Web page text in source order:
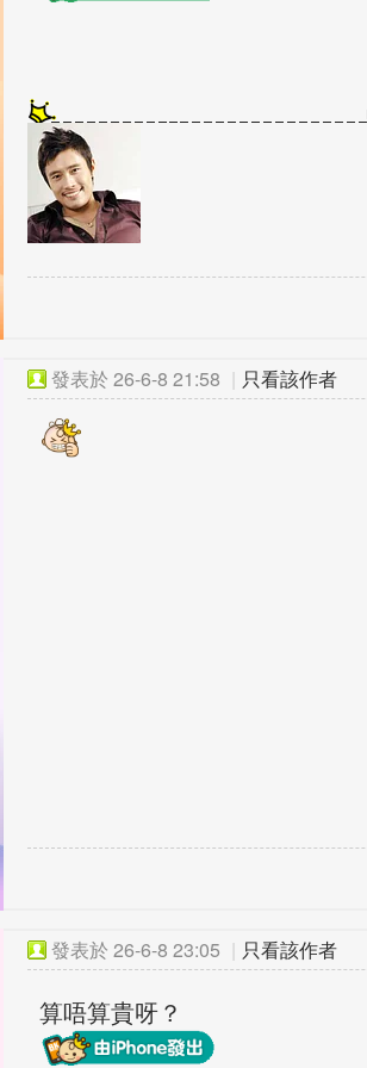
發表於 26-6-8 21:58 | 只看該作者
發表於 26-6-8 23:05 | 只看該作者
算唔算貴呀？